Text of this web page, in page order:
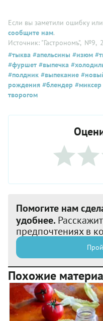
Если вы заметили ошибку
сообщите нам.
Источник: "Гастрономъ", №9,
#тыква #апельсины #изюм
#фуршет #выпечка
#полдник #выпекание
рождения #блендер #миксер
творогом
Помогите нам
удобнее.
предпочтениях в
Похожие